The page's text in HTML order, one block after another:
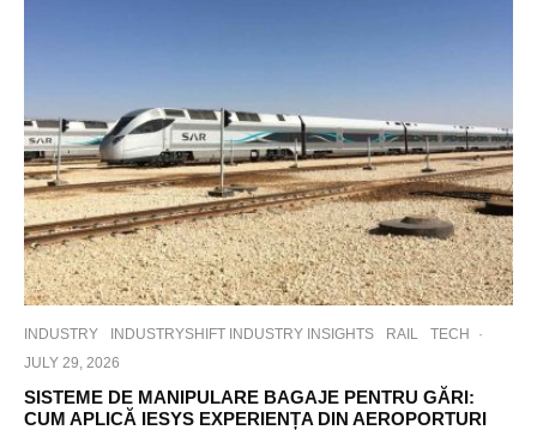
INDUSTRY INDUSTRYSHIFT INDUSTRY INSIGHTS RAIL TECH
·
JULY 29, 2026
SISTEME DE MANIPULARE BAGAJE PENTRU GĂRI:
CUM APLICĂ IESYS EXPERIENȚA DIN AEROPORTURI